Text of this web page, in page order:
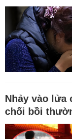
Nhảy vào
chối bồi